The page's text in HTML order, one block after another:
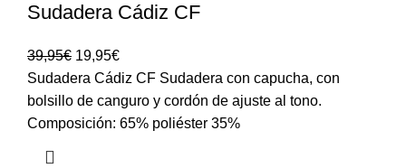
Sudadera Cádiz CF
39,95€ 19,95€
Sudadera Cádiz CF Sudadera con capucha, con
bolsillo de canguro y cordón de ajuste al tono.
Composición: 65% poliéster 35%